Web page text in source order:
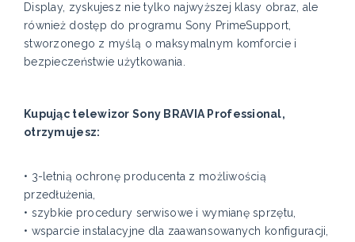
Display, zyskujesz nie tylko najwyższej klasy obraz, ale
również dostęp do programu Sony PrimeSupport,
stworzonego z myślą o maksymalnym komforcie i
bezpieczeństwie użytkowania.
Kupując telewizor Sony BRAVIA Professional,
otrzymujesz:
• 3-letnią ochronę producenta z możliwością
przedłużenia,
• szybkie procedury serwisowe i wymianę sprzętu,
• wsparcie instalacyjne dla zaawansowanych konfiguracji,